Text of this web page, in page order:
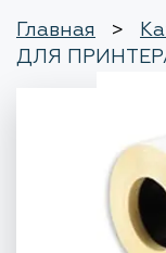
Главная >
ДЛЯ